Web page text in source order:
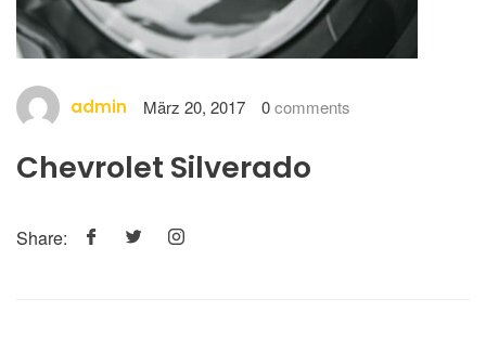
admin März 20, 2017 0comments
Chevrolet Silverado
Share: